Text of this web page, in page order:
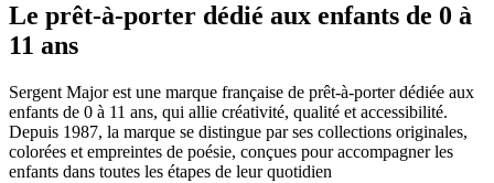
Le prêt-à-porter dédié aux enfants de 0 à
11 ans
Sergent Major est une marque française de prêt-à-porter dédiée aux
enfants de 0 à 11 ans, qui allie créativité, qualité et accessibilité.
Depuis 1987, la marque se distingue par ses collections originales,
colorées et empreintes de poésie, conçues pour accompagner les
enfants dans toutes les étapes de leur quotidien